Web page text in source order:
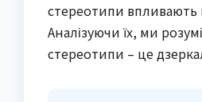
стереотипи впливають
Аналізуючи їх, ми
стереотипи – це